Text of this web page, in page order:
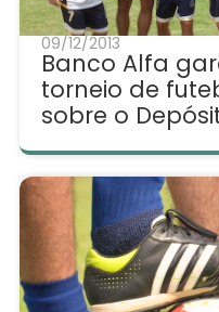
09/12/2013
Banco Alfa
torneio de
sobre o